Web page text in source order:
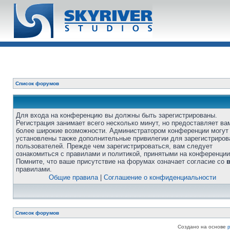
Список форумов
Для входа на конференцию вы должны быть зарегистрированы.
Регистрация занимает всего несколько минут, но предоставляет
более широкие возможности. Администратором конференции
установлены также дополнительные привилегии для
пользователей. Прежде чем зарегистрироваться, вам следует
ознакомиться с правилами и политикой, принятыми на
Помните, что ваше присутствие на форумах означает согласие со
правилами.
Общие правила| Соглашение о конфиденциальности
Список форумов
Создано на основе